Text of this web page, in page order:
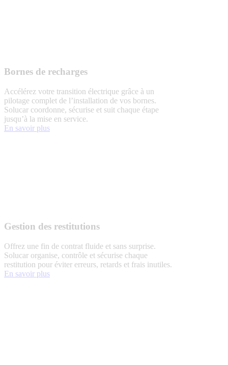
Bornes de recharges
Accélérez votre transition électrique grâce à un
pilotage complet de l’installation de vos bornes.
Solucar coordonne, sécurise et suit chaque étape
jusqu’à la mise en service.
En savoir plus
Gestion des restitutions
Offrez une fin de contrat fluide et sans surprise.
Solucar organise, contrôle et sécurise chaque
restitution pour éviter erreurs, retards et frais inutiles.
En savoir plus